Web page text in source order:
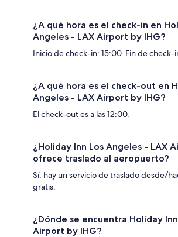
¿A qué hora es el check-in en
Angeles - LAX Airport by IHG?
Inicio de check-in: 15:00. Fin de check-
¿A qué hora es el check-out en
Angeles - LAX Airport by IHG?
El check-out es a las 12:00.
¿Holiday Inn Los Angeles - LAX
ofrece traslado al aeropuerto?
Sí, hay un servicio de traslado desde/
gratis.
¿Dónde se encuentra Holiday
Airport by IHG?